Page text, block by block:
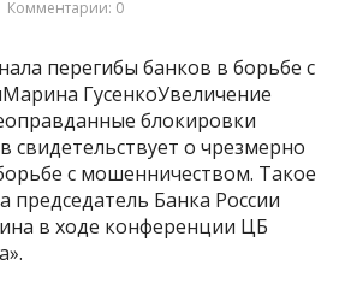
Комментарии: 0
перегибы банков в борьбе с
ГусенкоУвеличение
блокировки
свидетельствует о чрезмерно
с мошенничеством. Такое
председатель Банка России
в ходе конференции ЦБ